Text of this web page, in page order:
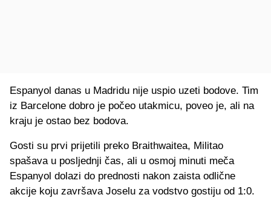
Espanyol danas u Madridu nije uspio uzeti bodove. Tim
iz Barcelone dobro je počeo utakmicu, poveo je, ali na
kraju je ostao bez bodova.
Gosti su prvi prijetili preko Braithwaitea, Militao
spašava u posljednji čas, ali u osmoj minuti meča
Espanyol dolazi do prednosti nakon zaista odlične
akcije koju završava Joselu za vodstvo gostiju od 1:0.